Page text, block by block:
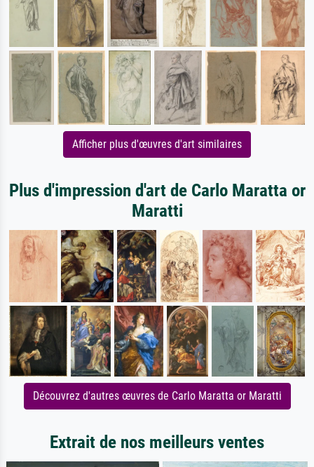
Afficher plus d'œuvres d'art similaires
Plus d'impression d'art de Carlo Maratta or
Maratti
Découvrez d'autres œuvres de Carlo Maratta or Maratti
Extrait de nos meilleurs ventes